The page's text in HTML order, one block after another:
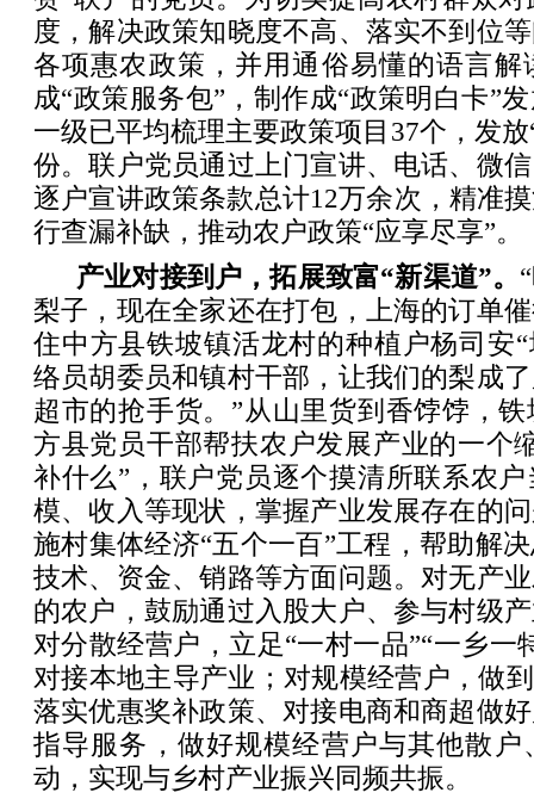
度，解决政策知晓度不高、落实不到位
各项惠农政策，并用通俗易懂的语言解
成“政策服务包”，制作成“政策明白卡”
一级已平均梳理主要政策项目37个，发
份。联户党员通过上门宣讲、电话、微
逐户宣讲政策条款总计12万余次，精准
行查漏补缺，推动农户政策“应享尽享”。
产业对接到户，拓展致富“新渠道”。
梨子，现在全家还在打包，上海的订单
住中方县铁坡镇活龙村的种植户杨司安
络员胡委员和镇村干部，让我们的梨成
超市的抢手货。”从山里货到香饽饽，
方县党员干部帮扶农户发展产业的一个
补什么”，联户党员逐个摸清所联系农
模、收入等现状，掌握产业发展存在的
施村集体经济“五个一百”工程，帮助解
技术、资金、销路等方面问题。对无产
的农户，鼓励通过入股大户、参与村级
对分散经营户，立足“一村一品”“一乡一
对接本地主导产业；对规模经营户，做
落实优惠奖补政策、对接电商和商超做
指导服务，做好规模经营户与其他散户
动，实现与乡村产业振兴同频共振。